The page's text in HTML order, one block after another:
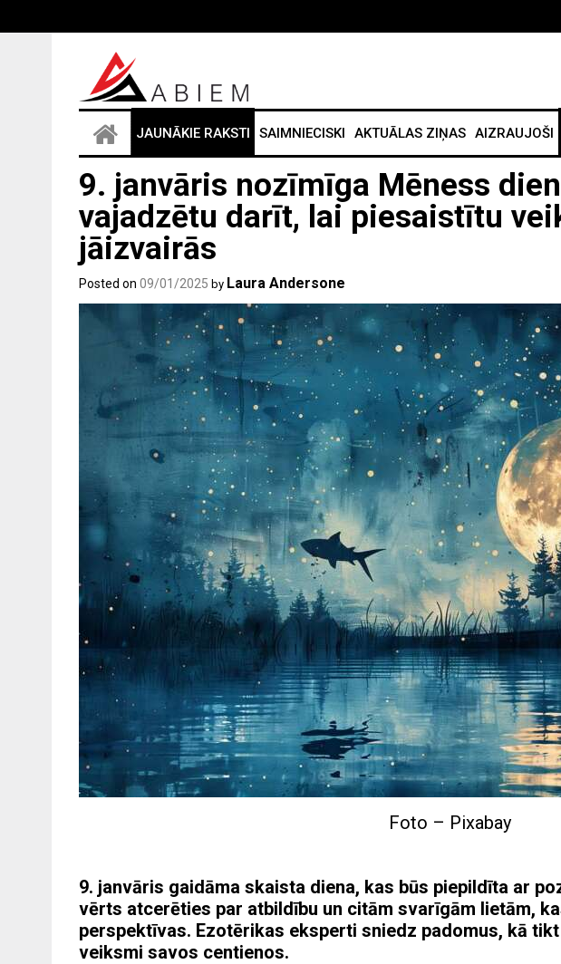
JAUNĀKIE RAKSTI SAIMNIECISKI AKTUĀLAS ZIŅAS AIZRAUJOŠI
9. janvāris nozīmīga Mēness
vajadzētu darīt, lai piesaistītu
jāizvairās
Posted on 09/01/2025 by Laura Andersone
Foto – Pixabay
9. janvāris gaidāma skaista diena, kas būs piepildīta ar
vērts atcerēties par atbildību un citām svarīgām lietām,
perspektīvas. Ezotērikas eksperti sniedz padomus, kā
veiksmi savos centienos.